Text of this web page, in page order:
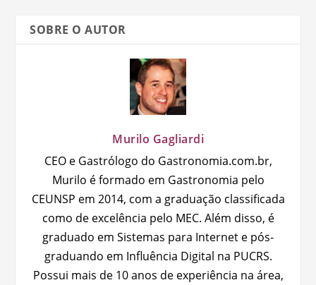
SOBRE O AUTOR
Murilo Gagliardi
CEO e Gastrólogo do Gastronomia.com.br,
Murilo é formado em Gastronomia pelo
CEUNSP em 2014, com a graduação classificada
como de excelência pelo MEC. Além disso, é
graduado em Sistemas para Internet e pós-
graduando em Influência Digital na PUCRS.
Possui mais de 10 anos de experiência na área,